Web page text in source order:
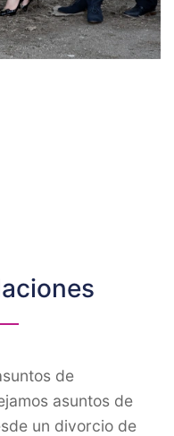
de
asuntos de
un divorcio de